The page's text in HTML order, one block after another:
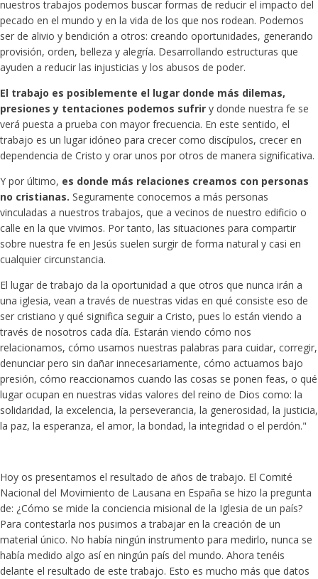
nuestros trabajos podemos buscar formas de reducir el impacto del
pecado en el mundo y en la vida de los que nos rodean. Podemos
ser de alivio y bendición a otros: creando oportunidades, generando
provisión, orden, belleza y alegría. Desarrollando estructuras que
ayuden a reducir las injusticias y los abusos de poder.
El trabajo es posiblemente el lugar donde más dilemas,
presiones y tentaciones podemos sufrir y donde nuestra fe se
verá puesta a prueba con mayor frecuencia. En este sentido, el
trabajo es un lugar idóneo para crecer como discípulos, crecer en
dependencia de Cristo y orar unos por otros de manera significativa.
Y por último, es donde más relaciones creamos con personas
no cristianas. Seguramente conocemos a más personas
vinculadas a nuestros trabajos, que a vecinos de nuestro edificio o
calle en la que vivimos. Por tanto, las situaciones para compartir
sobre nuestra fe en Jesús suelen surgir de forma natural y casi en
cualquier circunstancia.
El lugar de trabajo da la oportunidad a que otros que nunca irán a
una iglesia, vean a través de nuestras vidas en qué consiste eso de
ser cristiano y qué significa seguir a Cristo, pues lo están viendo a
través de nosotros cada día. Estarán viendo cómo nos
relacionamos, cómo usamos nuestras palabras para cuidar, corregir,
denunciar pero sin dañar innecesariamente, cómo actuamos bajo
presión, cómo reaccionamos cuando las cosas se ponen feas, o qué
lugar ocupan en nuestras vidas valores del reino de Dios como: la
solidaridad, la excelencia, la perseverancia, la generosidad, la justicia,
la paz, la esperanza, el amor, la bondad, la integridad o el perdón."
Hoy os presentamos el resultado de años de trabajo. El Comité
Nacional del Movimiento de Lausana en España se hizo la pregunta
de: ¿Cómo se mide la conciencia misional de la Iglesia de un país?
Para contestarla nos pusimos a trabajar en la creación de un
material único. No había ningún instrumento para medirlo, nunca se
había medido algo así en ningún país del mundo. Ahora tenéis
delante el resultado de este trabajo. Esto es mucho más que datos